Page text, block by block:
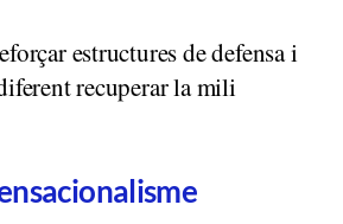
estructures de defensa i
recuperar la mili